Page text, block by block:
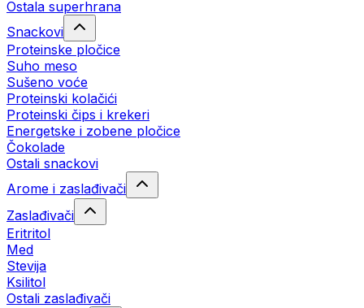
Ostala superhrana
Snackovi
Proteinske pločice
Suho meso
Sušeno voće
Proteinski kolačići
Proteinski čips i krekeri
Energetske i zobene pločice
Čokolade
Ostali snackovi
Arome i zaslađivači
Zaslađivači
Eritritol
Med
Stevija
Ksilitol
Ostali zaslađivači